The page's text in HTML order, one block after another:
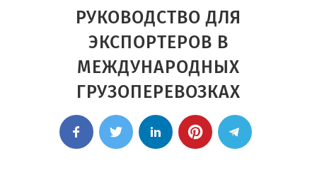
РУКОВОДСТВО ДЛЯ
ЭКСПОРТЕРОВ В
МЕЖДУНАРОДНЫХ
ГРУЗОПЕРЕВОЗКАХ